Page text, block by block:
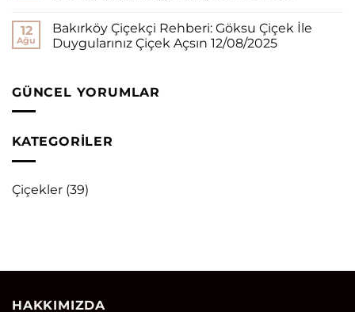
12
Ağu
Bakırköy Çiçekçi Rehberi: Göksu Çiçek İle
Duygularınız Çiçek Açsın 12/08/2025
GÜNCEL YORUMLAR
KATEGORILER
Çiçekler (39)
HAKKIMIZDA